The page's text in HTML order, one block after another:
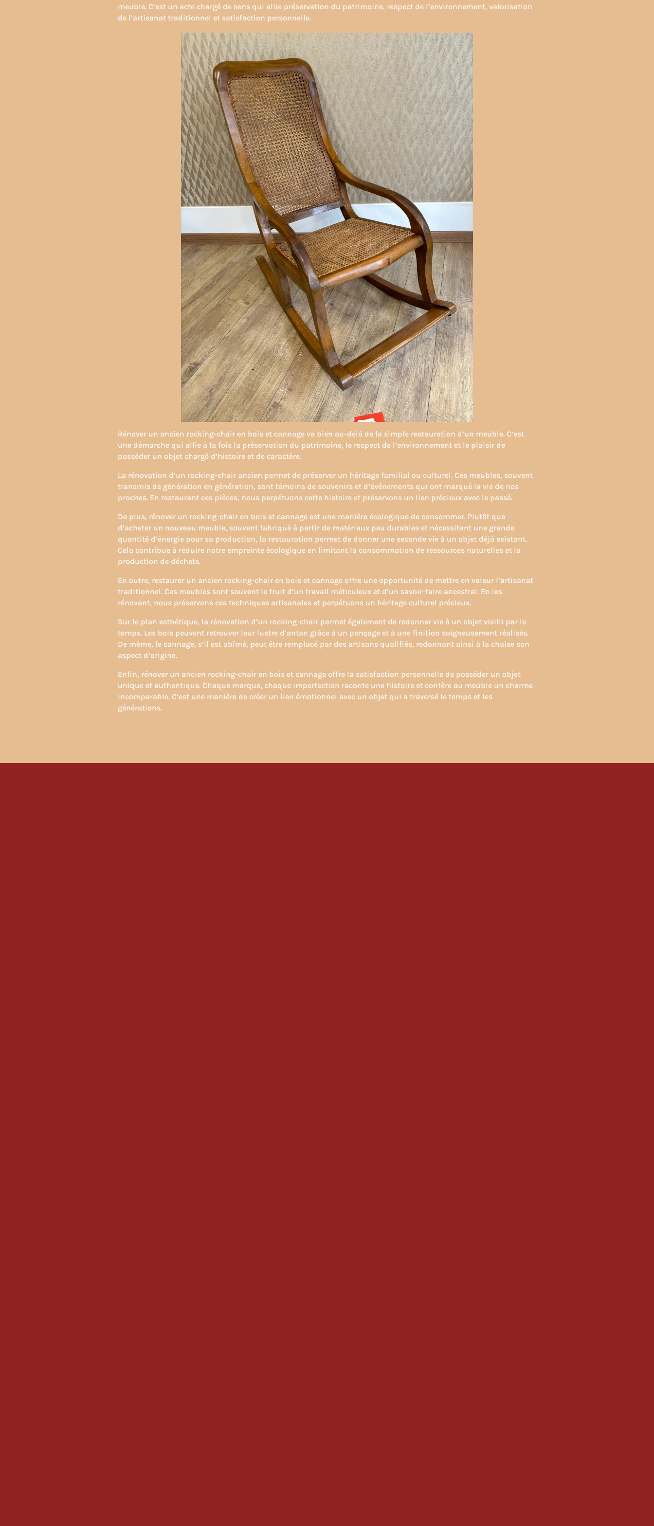
meuble. C’est un acte chargé de sens qui allie préservation du patrimoine, respect de l’environnement, valorisation
de l’artisanat traditionnel et satisfaction personnelle.
Rénover un ancien rocking-chair en bois et cannage va bien au-delà de la simple restauration d’un meuble. C’est
une démarche qui allie à la fois la préservation du patrimoine, le respect de l’environnement et le plaisir de
posséder un objet chargé d’histoire et de caractère.
La rénovation d’un rocking-chair ancien permet de préserver un héritage familial ou culturel. Ces meubles, souvent
transmis de génération en génération, sont témoins de souvenirs et d’événements qui ont marqué la vie de nos
proches. En restaurant ces pièces, nous perpétuons cette histoire et préservons un lien précieux avec le passé.
De plus, rénover un rocking-chair en bois et cannage est une manière écologique de consommer. Plutôt que
d’acheter un nouveau meuble, souvent fabriqué à partir de matériaux peu durables et nécessitant une grande
quantité d’énergie pour sa production, la restauration permet de donner une seconde vie à un objet déjà existant.
Cela contribue à réduire notre empreinte écologique en limitant la consommation de ressources naturelles et la
production de déchets.
En outre, restaurer un ancien rocking-chair en bois et cannage offre une opportunité de mettre en valeur l’artisanat
traditionnel. Ces meubles sont souvent le fruit d’un travail méticuleux et d’un savoir-faire ancestral. En les
rénovant, nous préservons ces techniques artisanales et perpétuons un héritage culturel précieux.
Sur le plan esthétique, la rénovation d’un rocking-chair permet également de redonner vie à un objet vieilli par le
temps. Les bois peuvent retrouver leur lustre d’antan grâce à un ponçage et à une finition soigneusement réalisés.
De même, le cannage, s’il est abîmé, peut être remplacé par des artisans qualifiés, redonnant ainsi à la chaise son
aspect d’origine.
Enfin, rénover un ancien rocking-chair en bois et cannage offre la satisfaction personnelle de posséder un objet
unique et authentique. Chaque marque, chaque imperfection raconte une histoire et confère au meuble un charme
incomparable. C’est une manière de créer un lien émotionnel avec un objet qui a traversé le temps et les
générations.